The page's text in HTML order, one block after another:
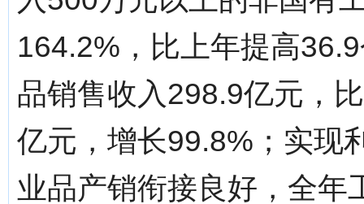
164.2%，比上年提高
品销售收入298.9亿元，
亿元，增长99.8%；实现
业品产销衔接良好，全年